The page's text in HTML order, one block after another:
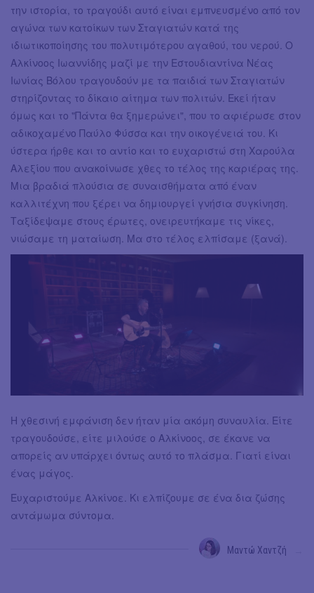
την ιστορία, το τραγούδι αυτό είναι εμπνευσμένο από τον
αγώνα των κατοίκων των Σταγιατών κατά της
ιδιωτικοποίησης του πολυτιμότερου αγαθού, του νερού. Ο
Αλκίνοος Ιωαννίδης μαζί με την Εστουδιαντίνα Νέας
Ιωνίας Βόλου τραγουδούν με τα παιδιά των Σταγιατών
στηρίζοντας το δίκαιο αίτημα των πολιτών. Εκεί ήταν
όμως και το "Πάντα θα ξημερώνει", που το αφιέρωσε στον
αδικοχαμένο Παύλο Φύσσα και την οικογένειά του. Κι
ύστερα ήρθε και το αντίο και το ευχαριστώ στη Χαρούλα
Αλεξίου που ανακοίνωσε χθες το τέλος της καριέρας της.
Μια βραδιά πλούσια σε συναισθήματα από έναν
καλλιτέχνη που ξέρει να δημιουργεί γνήσια συγκίνηση.
Ταξίδεψαμε στους έρωτες, ονειρευτήκαμε τις νίκες,
νιώσαμε τη ματαίωση. Μα στο τέλος ελπίσαμε (ξανά).
Η χθεσινή εμφάνιση δεν ήταν μία ακόμη συναυλία. Είτε
τραγουδούσε, είτε μιλούσε ο Αλκίνοος, σε έκανε να
απορείς αν υπάρχει όντως αυτό το πλάσμα. Γιατί είναι
ένας μάγος.
Ευχαριστούμε Αλκίνοε. Κι ελπίζουμε σε ένα δια ζώσης
αντάμωμα σύντομα.
Μαντώ Χαντζή